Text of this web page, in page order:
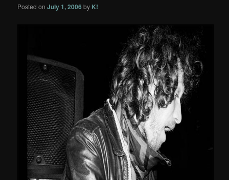
Posted onJuly 1, 2006 by K!